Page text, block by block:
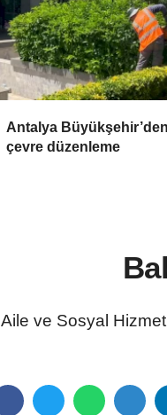
Antalya
çevre düzenleme
Aile ve Sosyal